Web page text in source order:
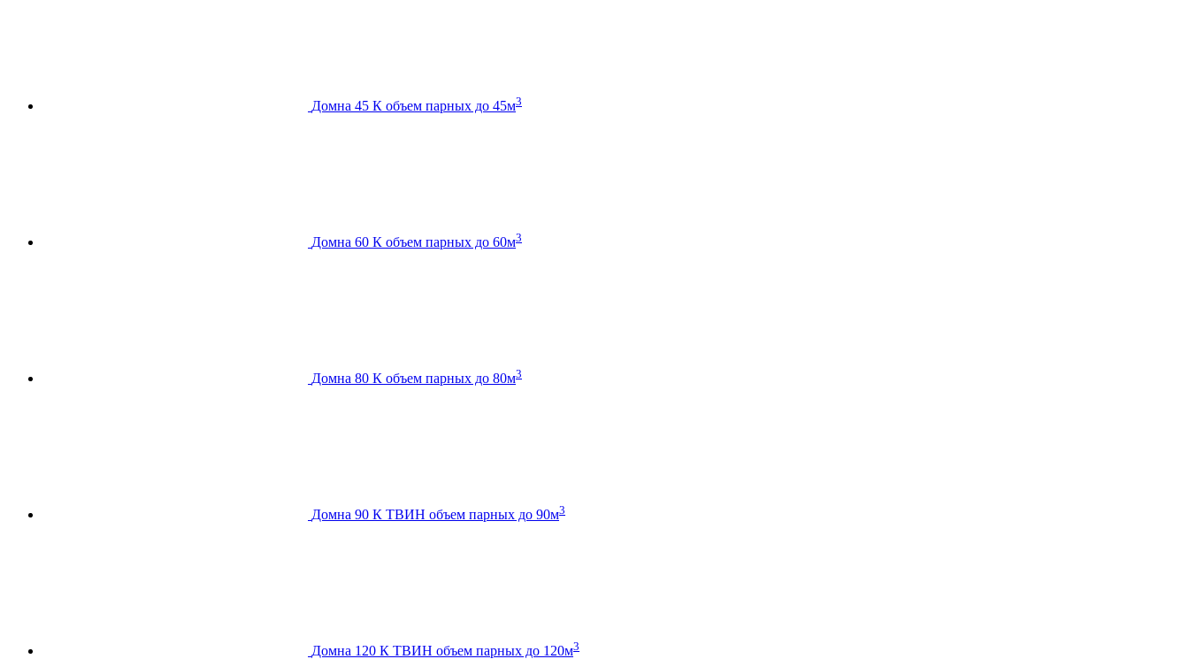
Домна 45 К объем парных до 45м3
Домна 60 К объем парных до 60м3
Домна 80 К объем парных до 80м3
Домна 90 К ТВИН объем парных до 90м3
Домна 120 К ТВИН объем парных до 120м3